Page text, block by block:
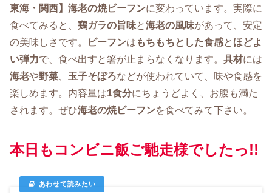
東海・関西】海老の焼ビーフンに変わっています。実際に
食べてみると、 鶏ガラの旨味と海老の風味があって、安定
の美味しさです。
ビーフンは もちもちとした食感と ほどよ
い弾力で、食べ出すと箸が止まらなくなります。 具材には
海老や野菜 玉子そぼろなどが使われていて、味や食感を
楽しめます。内容量は1食分にちょうどよく、お腹も満た
されます。ぜひ海老の焼ビーフンを食べてみて下さい。
本日もコンビニ飯ご馳走様でしたっ!!